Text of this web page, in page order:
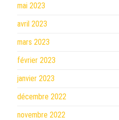
mai 2023
avril 2023
mars 2023
février 2023
janvier 2023
décembre 2022
novembre 2022